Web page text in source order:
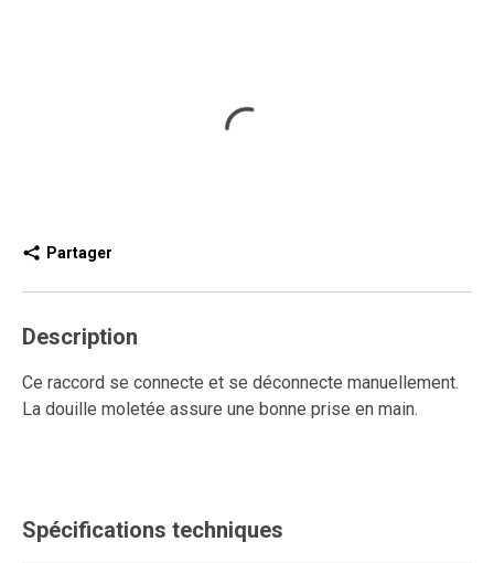
Partager
Description
Ce raccord se connecte et se déconnecte manuellement.
La douille moletée assure une bonne prise en main.
Spécifications techniques